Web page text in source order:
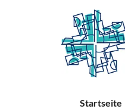
Startseite